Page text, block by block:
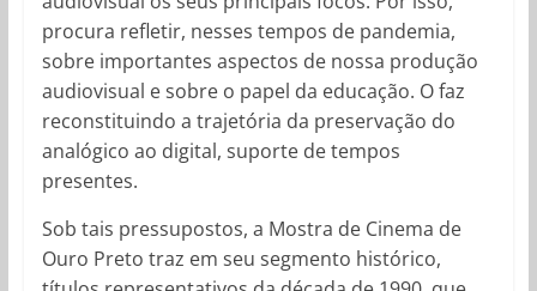
procura refletir, nesses tempos de pandemia,
sobre importantes aspectos de nossa produção
audiovisual e sobre o papel da educação. O faz
reconstituindo a trajetória da preservação do
analógico ao digital, suporte de tempos
presentes.
Sob tais pressupostos, a Mostra de Cinema de
Ouro Preto traz em seu segmento histórico,